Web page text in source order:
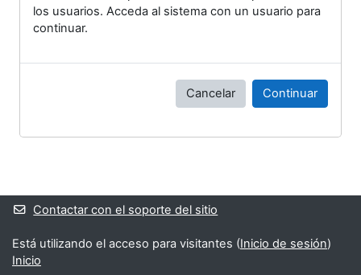
los usuarios. Acceda al sistema con un usuario para
continuar.
Cancelar Continuar
Bloques suplementarios
Contactar con el soporte del sitio
Está utilizando el acceso para visitantes (Inicio de sesión)
Inicio